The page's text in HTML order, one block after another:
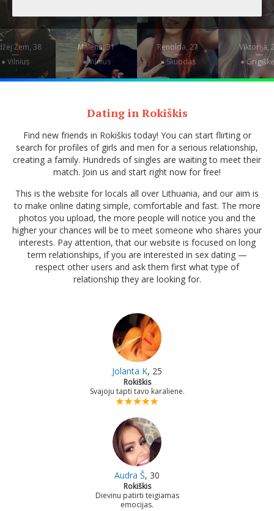
Žem, 38
—
● Vilnius
Malena, 31
—
● Vilnius
Renolda, 27
—
● Skuodas
Viktorija,
—
●
Dating in Rokiškis
Find new friends in Rokiškis today! You can start flirting or
search for profiles of girls and men for a serious relationship,
creating a family. Hundreds of singles are waiting to meet their
match. Join us and start right now for free!
This is the website for locals all over Lithuania, and our aim is
to make online dating simple, comfortable and fast. The more
photos you upload, the more people will notice you and the
higher your chances will be to meet someone who shares your
interests. Pay attention, that our website is focused on long
term relationships, if you are interested in sex dating —
respect other users and ask them first what type of
relationship they are looking for.
Jolanta K, 25
Rokiškis
Svajoju tapti tavo karaliene.
Audra Š, 30
Rokiškis
Dievinu patirti teigiamas
emocijas.